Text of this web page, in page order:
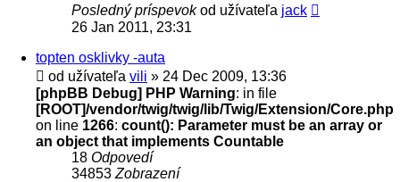
Posledný príspevokod užívateľa jack
26 Jan 2011, 23:31
topten osklivky -auta
od užívateľa vili » 24 Dec 2009, 13:36
[phpBB Debug] PHP Warning: in file
[ROOT]/vendor/twig/twig/lib/Twig/Extension/Core.php
on line 1266: count(): Parameter must be an array or
an object that implements Countable
18 Odpovedí
34853 Zobrazení